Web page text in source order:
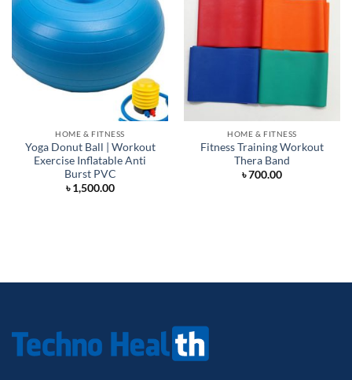
HOME & FITNESS
Yoga Donut Ball | Workout
Exercise Inflatable Anti
Burst PVC
৳1,500.00
HOME & FITNESS
Fitness Training Workout
Thera Band
৳700.00